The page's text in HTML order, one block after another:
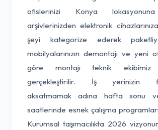
ofislerinizi Konya
arşivlerinizden elektronik
şeyi kategorize ederek
mobilyalarınızın demontajı ve yeni
göre montajı teknik ekibimiz
gerçekleştirilir. İş yerinizin
aksatmamak adına hafta sonu
saatlerinde esnek çalışma
Kurumsal taşımacılıkta 2026